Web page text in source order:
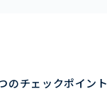
のチェックポイント